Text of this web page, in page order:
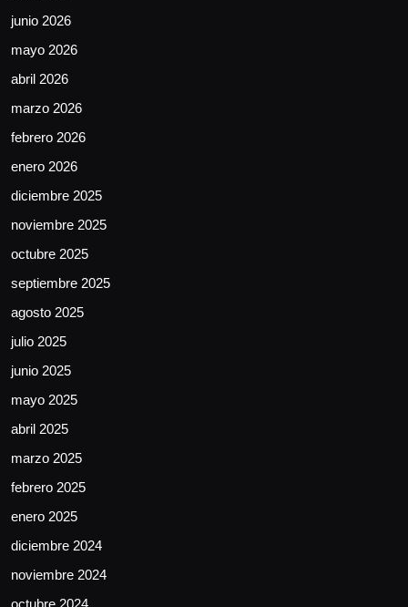
junio 2026
mayo 2026
abril 2026
marzo 2026
febrero 2026
enero 2026
diciembre 2025
noviembre 2025
octubre 2025
septiembre 2025
agosto 2025
julio 2025
junio 2025
mayo 2025
abril 2025
marzo 2025
febrero 2025
enero 2025
diciembre 2024
noviembre 2024
octubre 2024